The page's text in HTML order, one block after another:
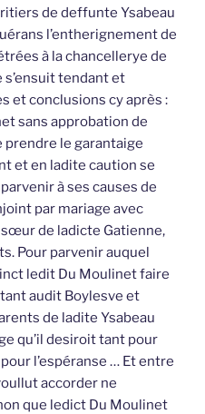
de deffunte Ysabeau
l’entherignement de
à la chancellerye de
s’ensuit tendant et
et conclusions cy après :
sans approbation de
le garantaige
et en ladite caution se
à ses causes de
par mariage avec
de ladicte Gatienne,
Pour parvenir auquel
ledit Du Moulinet faire
audit Boylesve et
de ladite Ysabeau
qu’il desiroit tant pour
l’espéranse … Et entre
accorder ne
que ledict Du Moulinet